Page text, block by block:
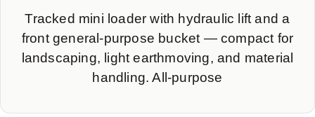
Tracked mini loader with hydraulic lift and a
front general-purpose bucket — compact for
landscaping, light earthmoving, and material
handling. All-purpose